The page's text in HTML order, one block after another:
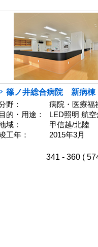
篠ノ井総合病院 新病棟
野：
病院・医療福
目的・用途：
LED照明 航
域：
甲信越/北陸
工年：
2015年3月
341 - 360 (